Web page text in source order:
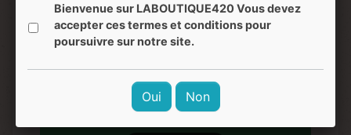
RÉSISTANCE
Haute résistance lavages répétés
Bienvenue sur LABOUTIQUE420 Vous devez
accepter ces termes et conditions pour
poursuivre sur notre site.
Oui Non